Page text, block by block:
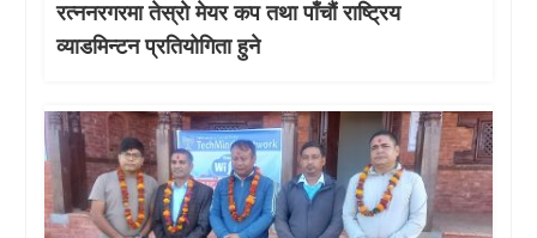
रत्ननरगरमा तेस्राे मेयर कप तथा पाँचौं राष्ट्रिय
व्याडमिन्टन प्रतियोगिता हुने